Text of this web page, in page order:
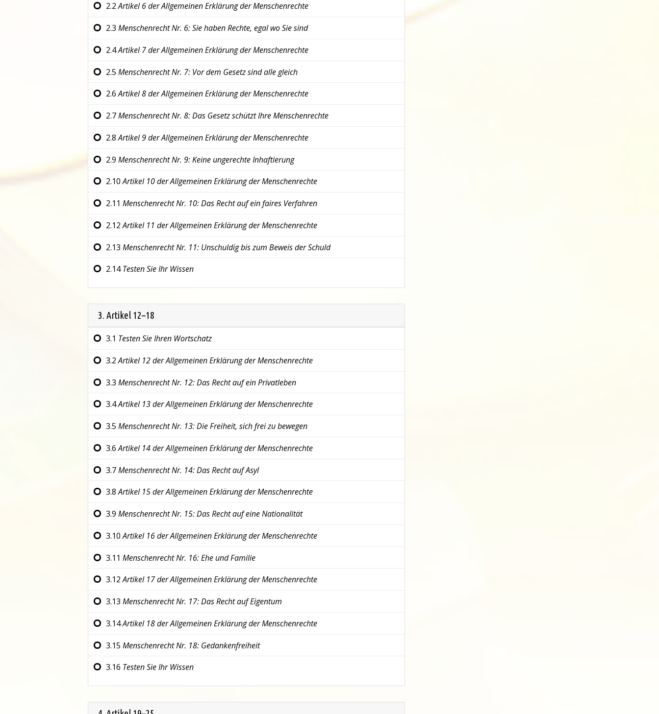
2.2Artikel 6 derAllgemeinen Erklärung der Menschenrechte
2.3 Menschenrecht Nr. 6:Sie haben Rechte, egal wo Sie sind
2.4Artikel 7 derAllgemeinen Erklärung der Menschenrechte
2.5 Menschenrecht Nr. 7: Vor dem Gesetz sind alle gleich
2.6Artikel 8 derAllgemeinen Erklärung der Menschenrechte
2.7Menschenrecht Nr. 8:Das Gesetz schützt Ihre Menschenrechte
2.8Artikel 9 derAllgemeinen Erklärung der Menschenrechte
2.9 Menschenrecht Nr. 9:Keine ungerechte Inhaftierung
2.10Artikel 10 derAllgemeinen Erklärung der Menschenrechte
2.11 Menschenrecht Nr. 10:Das Recht auf ein faires Verfahren
2.12Artikel 11 derAllgemeinen Erklärung der Menschenrechte
2.13 Menschenrecht Nr. 11: Unschuldig bis zum Beweis der Schuld
2.14Testen Sie Ihr Wissen
3. Artikel 12–18
3.1 Testen Sie Ihren Wortschatz
3.2Artikel 12 derAllgemeinen Erklärung der Menschenrechte
3.3 Menschenrecht Nr. 12:Das Recht auf ein Privatleben
3.4Artikel 13 derAllgemeinen Erklärung der Menschenrechte
3.5 Menschenrecht Nr. 13:Die Freiheit, sich frei zu bewegen
3.6Artikel 14 derAllgemeinen Erklärung der Menschenrechte
3.7Menschenrecht Nr. 14:Das Recht auf Asyl
3.8Artikel 15 derAllgemeinen Erklärung der Menschenrechte
3.9 Menschenrecht Nr. 15:Das Recht auf eine Nationalität
3.10Artikel 16 derAllgemeinen Erklärung der Menschenrechte
3.11 Menschenrecht Nr. 16:Ehe und Familie
3.12Artikel 17 derAllgemeinen Erklärung der Menschenrechte
3.13 Menschenrecht Nr. 17:Das Recht auf Eigentum
3.14Artikel 18 derAllgemeinen Erklärung der Menschenrechte
3.15 Menschenrecht Nr. 18: Gedankenfreiheit
3.16 Testen Sie Ihr Wissen